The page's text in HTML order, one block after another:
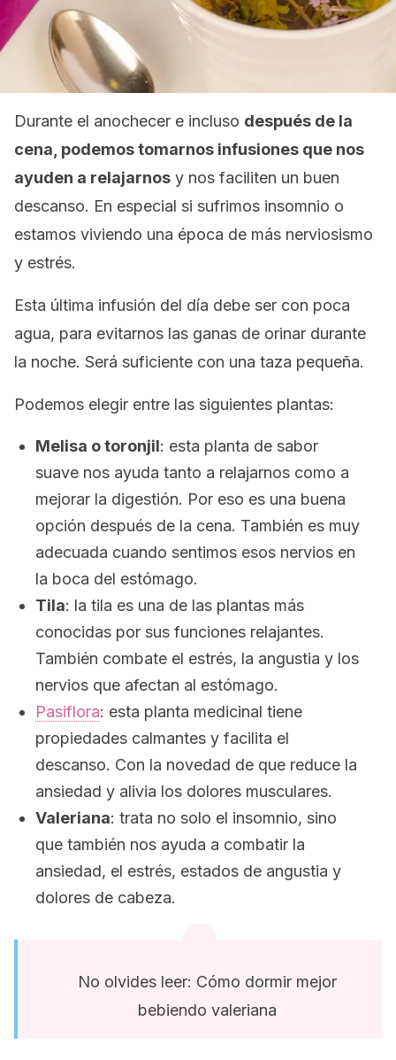
Durante el anochecer e incluso después de la
cena, podemos tomarnos infusiones que nos
ayuden a relajarnos y nos faciliten un buen
descanso. En especial si sufrimos insomnio o
estamos viviendo una época de más nerviosismo
y estrés.
Esta última infusión del día debe ser con poca
agua, para evitarnos las ganas de orinar durante
la noche. Será suficiente con una taza pequeña.
Podemos elegir entre las siguientes plantas:
Melisa o toronjil: esta planta de sabor
suave nos ayuda tanto a relajarnos como a
mejorar la digestión. Por eso es una buena
opción después de la cena. También es muy
adecuada cuando sentimos esos nervios en
la boca del estómago.
Tila: la tila es una de las plantas más
conocidas por sus funciones relajantes.
También combate el estrés, la angustia y los
nervios que afectan al estómago.
Pasiflora: esta planta medicinal tiene
propiedades calmantes y facilita el
descanso. Con la novedad de que reduce la
ansiedad y alivia los dolores musculares.
Valeriana: trata no solo el insomnio, sino
que también nos ayuda a combatir la
ansiedad, el estrés, estados de angustia y
dolores de cabeza.
No olvides leer: Cómo dormir mejor
bebiendo valeriana